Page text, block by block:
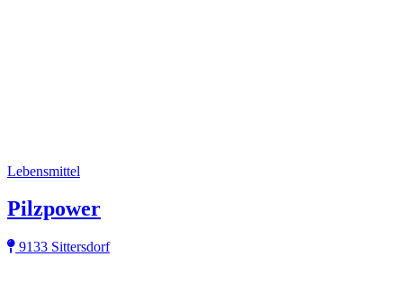
Lebensmittel
Pilzpower
9133 Sittersdorf